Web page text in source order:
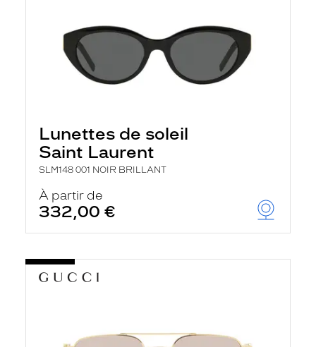
Lunettes de soleil
Saint Laurent
SLM148 001 NOIR BRILLANT
À partir de
332,00 €